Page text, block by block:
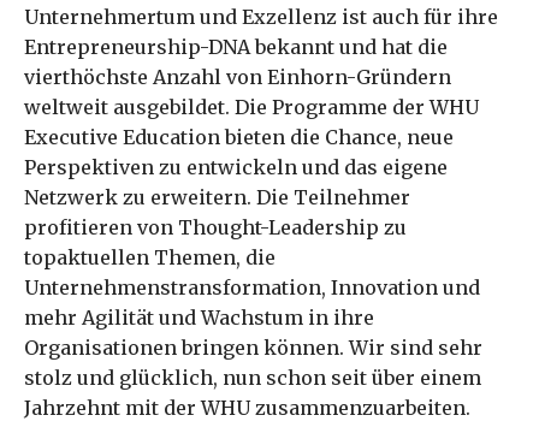
Unternehmertum und Exzellenz ist auch für ihre
Entrepreneurship-DNA bekannt und hat die
vierthöchste Anzahl von Einhorn-Gründern
weltweit ausgebildet. Die Programme der WHU
Executive Education bieten die Chance, neue
Perspektiven zu entwickeln und das eigene
Netzwerk zu erweitern. Die Teilnehmer
profitieren von Thought-Leadership zu
topaktuellen Themen, die
Unternehmenstransformation, Innovation und
mehr Agilität und Wachstum in ihre
Organisationen bringen können. Wir sind sehr
stolz und glücklich, nun schon seit über einem
Jahrzehnt mit der WHU zusammenzuarbeiten.